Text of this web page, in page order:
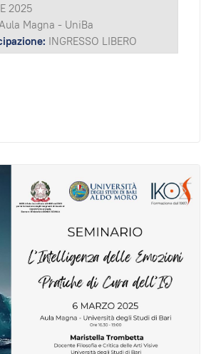
2025
Aula Magna - UniBa
INGRESSO LIBERO